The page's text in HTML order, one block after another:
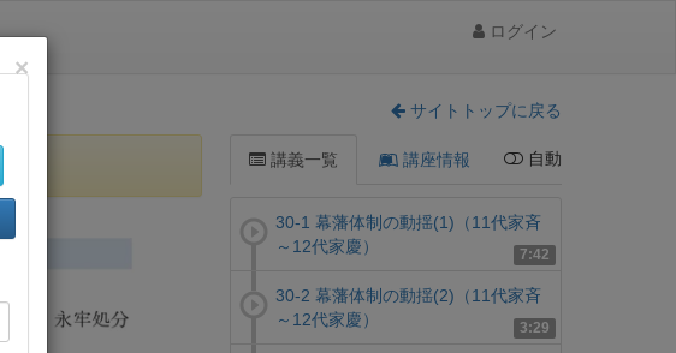
ログイン
サイトトップに戻る
講義一覧 講座情報 自動
7:42
30-1 幕藩体制の動揺(1)（11代家斉
～12代家慶）
3:29
30-2 幕藩体制の動揺(2)（11代家斉
～12代家慶）
×